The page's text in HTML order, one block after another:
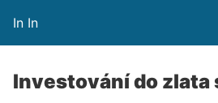
In In
Investování do zlata